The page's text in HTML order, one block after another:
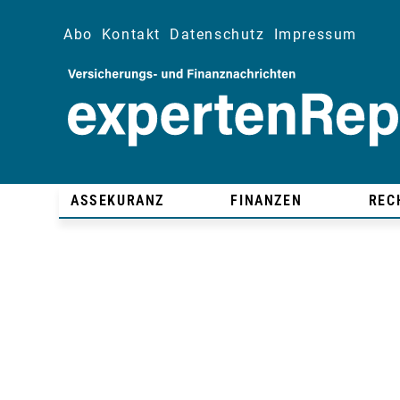
Abo Kontakt Datenschutz Impressum
ASSEKURANZ FINANZEN